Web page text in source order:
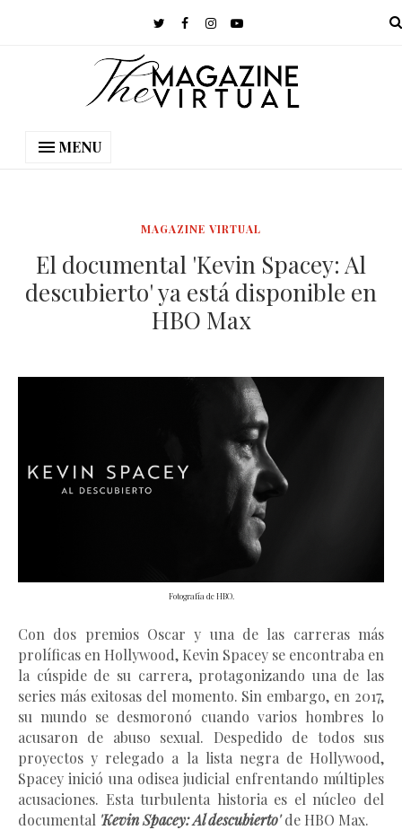
MENU
MAGAZINE VIRTUAL
El documental 'Kevin Spacey: Al
descubierto' ya está disponible en
HBO Max
Fotografía de HBO.
Con dos premios Oscar y una de las carreras más
prolíficas en Hollywood, Kevin Spacey se encontraba en
la cúspide de su carrera, protagonizando una de las
series más exitosas del momento. Sin embargo, en 2017,
su mundo se desmoronó cuando varios hombres lo
acusaron de abuso sexual. Despedido de todos sus
proyectos y relegado a la lista negra de Hollywood,
Spacey inició una odisea judicial enfrentando múltiples
acusaciones. Esta turbulenta historia es el núcleo del
documental 'Kevin Spacey: Al descubierto'de HBO Max.